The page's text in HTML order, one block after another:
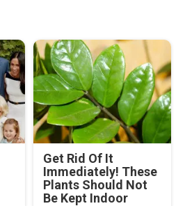
Get Rid Of It
Immediately! These
Plants Should Not
Be Kept Indoor